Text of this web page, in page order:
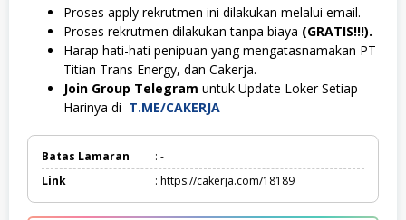
Proses apply rekrutmen ini dilakukan melalui email.
Proses rekrutmen dilakukan tanpa biaya (GRATIS!!!).
Harap hati-hati penipuan yang mengatasnamakan PT
Titian Trans Energy, dan Cakerja.
Join Group Telegram untuk Update Loker Setiap
Harinya di T.ME/CAKERJA
Batas Lamaran
: -
Link
: https://cakerja.com/18189